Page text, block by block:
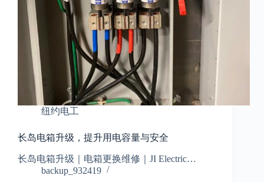
纽约电工
长岛电箱升级，提升用电容量与安全
长岛电箱升级｜电箱更换维修｜JI Electric…
backup_932419